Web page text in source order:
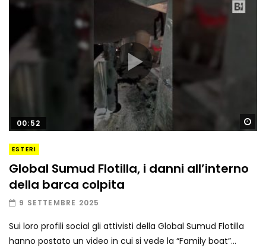
00:52
ESTERI
Global Sumud Flotilla, i danni all’interno
della barca colpita
9 SETTEMBRE 2025
Sui loro profili social gli attivisti della Global Sumud Flotilla
hanno postato un video in cui si vede la “Family boat”...